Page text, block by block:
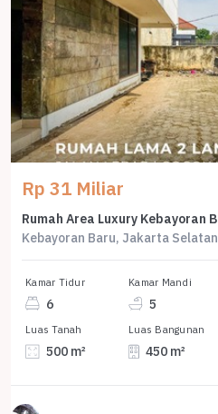
Rp 31 Miliar
Kebayoran Baru, Jakarta Selatan
Kamar Tidur
6
Kamar Mandi
5
Luas Tanah
500 m²
Luas Bangunan
450 m²